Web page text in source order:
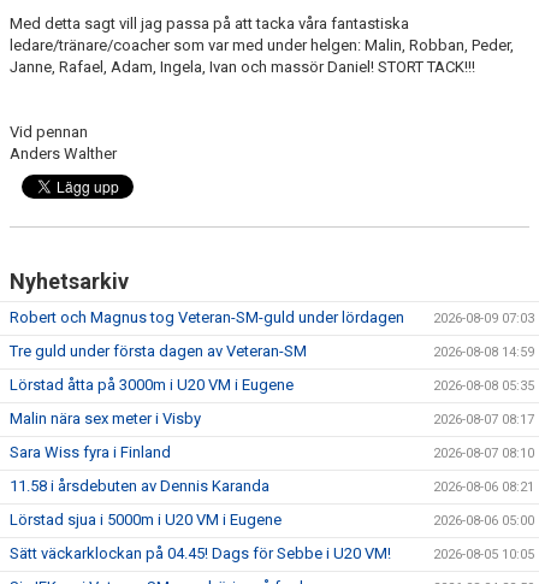
Med detta sagt vill jag passa på att tacka våra fantastiska
ledare/tränare/coacher som var med under helgen: Malin, Robban, Peder,
Janne, Rafael, Adam, Ingela, Ivan och massör Daniel! STORT TACK!!!
Vid pennan
Anders Walther
Nyhetsarkiv
Robert och Magnus tog Veteran-SM-guld under lördagen 2026-08-09 07:03
Tre guld under första dagen av Veteran-SM 2026-08-08 14:59
Lörstad åtta på 3000m i U20 VM i Eugene 2026-08-08 05:35
Malin nära sex meter i Visby 2026-08-07 08:17
Sara Wiss fyra i Finland 2026-08-07 08:10
11.58 i årsdebuten av Dennis Karanda 2026-08-06 08:21
Lörstad sjua i 5000m i U20 VM i Eugene 2026-08-06 05:00
Sätt väckarklockan på 04.45! Dags för Sebbe i U20 VM! 2026-08-05 10:05